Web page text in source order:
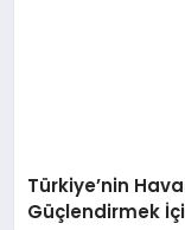
Türkiye’nin
Güçlendirmek